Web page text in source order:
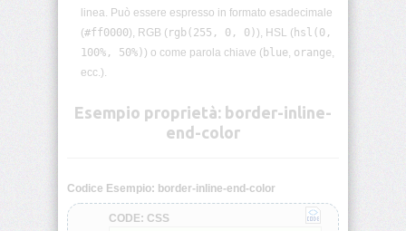
Commenti
accent-
align-
items
linea. Può essere espresso in formato esadecimale
(#ff0000), RGB (rgb(255, 0, 0)), HSL (hsl(0,
100%, 50%)) o come parola chiave (blue, orange,
ecc.).
Esempio proprietà: border-inline-
end-color
Codice Esempio: border-inline-end-color
CODE: CSS